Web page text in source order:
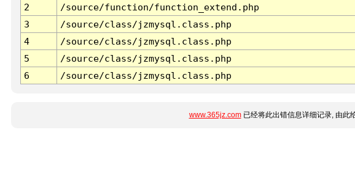
2
/source/function/function_extend.php
3
/source/class/jzmysql.class.php
4
/source/class/jzmysql.class.php
5
/source/class/jzmysql.class.php
6
/source/class/jzmysql.class.php
www.365jz.com已经将此出错信息详细记录, 由此